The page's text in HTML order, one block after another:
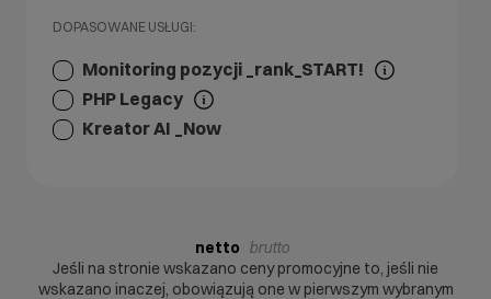
DOPASOWANE USŁUGI:
Monitoring pozycji _rank_START!
PHP Legacy
Kreator AI _Now
netto brutto
Jeśli na stronie wskazano ceny promocyjne to, jeśli nie
wskazano inaczej, obowiązują one w pierwszym wybranym